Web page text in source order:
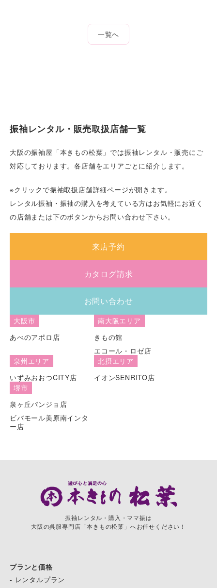
一覧へ
振袖レンタル・販売取扱店舗一覧
大阪の振袖屋「本きもの松葉」では振袖レンタル・販売にご
対応しております。各店舗をエリアごとに紹介します。
※クリックで振袖取扱店舗詳細ページが開きます。
レンタル振袖・振袖の購入を考えている方はお気軽にお近く
の店舗または下のボタンからお問い合わせ下さい。
来店予約
カタログ請求
お問い合わせ
大阪市
あべのアポロ店
南大阪エリア
きもの館
エコール・ロゼ店
泉州エリア
いずみおおつCITY店
北摂エリア
イオンSENRITO店
堺市
泉ヶ丘パンジョ店
ビバモール美原南インタ
ー店
振袖レンタル・購入・ママ振は
大阪の呉服専門店「本きもの松葉」へお任せください！
プランと価格
- レンタルプラン